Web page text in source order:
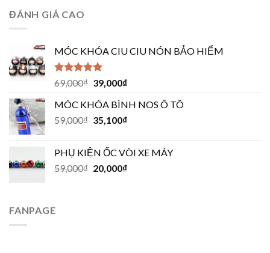
ĐÁNH GIÁ CAO
MÓC KHÓA CIU CIU NÓN BẢO HIỂM
Được xếp
hạng
5
sao
69,000₫ 39,000₫
MÓC KHÓA BÌNH NOS Ô TÔ
59,000₫ 35,100₫
PHỤ KIỆN ỐC VÒI XE MÁY
59,000₫ 20,000₫
FANPAGE